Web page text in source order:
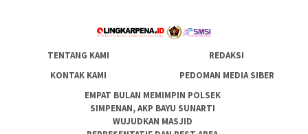
TENTANG KAMI
REDAKSI
KONTAK KAMI
PEDOMAN MEDIA SIBER
EMPAT BULAN MEMIMPIN POLSEK
SIMPENAN, AKP BAYU SUNARTI
WUJUDKAN MASJID